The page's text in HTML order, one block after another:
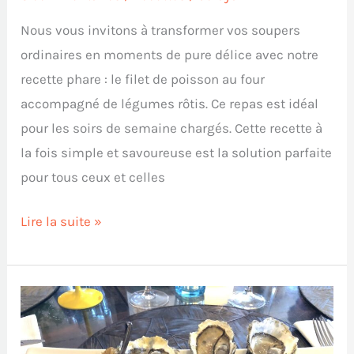
Nous vous invitons à transformer vos soupers
ordinaires en moments de pure délice avec notre
recette phare : le filet de poisson au four
accompagné de légumes rôtis. Ce repas est idéal
pour les soirs de semaine chargés. Cette recette à
la fois simple et savoureuse est la solution parfaite
pour tous ceux et celles
Lire la suite »
Comment
préparer
et